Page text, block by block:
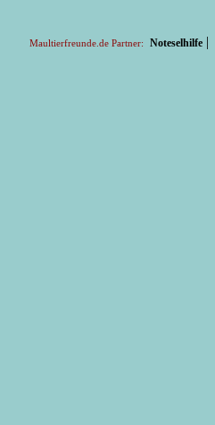
Maultierfreunde.de Partner: Noteselhilfe |